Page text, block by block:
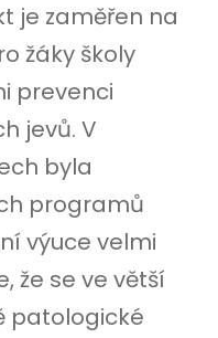
je zaměřen na
žáky školy
prevenci
jevů. V
byla
programů
výuce velmi
že se ve větší
patologické